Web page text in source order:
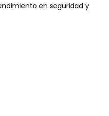
en seguridad y